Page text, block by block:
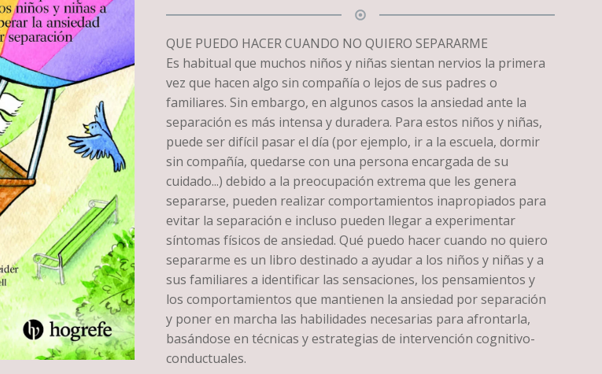
QUE PUEDO HACER CUANDO NO QUIERO SEPARARME
Es habitual que muchos niños y niñas sientan nervios la primera
vez que hacen algo sin compañía o lejos de sus padres o
familiares. Sin embargo, en algunos casos la ansiedad ante la
separación es más intensa y duradera. Para estos niños y niñas,
puede ser difícil pasar el día (por ejemplo, ir a la escuela, dormir
sin compañía, quedarse con una persona encargada de su
cuidado...) debido a la preocupación extrema que les genera
separarse, pueden realizar comportamientos inapropiados para
evitar la separación e incluso pueden llegar a experimentar
síntomas físicos de ansiedad. Qué puedo hacer cuando no quiero
separarme es un libro destinado a ayudar a los niños y niñas y a
sus familiares a identificar las sensaciones, los pensamientos y
los comportamientos que mantienen la ansiedad por separación
y poner en marcha las habilidades necesarias para afrontarla,
basándose en técnicas y estrategias de intervención cognitivo-
conductuales.